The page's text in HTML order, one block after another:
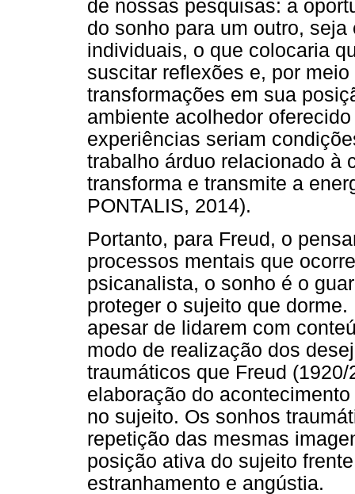
de nossas pesquisas: a
do sonho para um outro,
individuais, o que colocaria
suscitar reflexões e, por
transformações em sua
ambiente acolhedor
experiências seriam
trabalho árduo relacionado à
transforma e transmite a
PONTALIS, 2014).
Portanto, para Freud, o
processos mentais que
psicanalista, o sonho é o
proteger o sujeito que
apesar de lidarem com
modo de realização dos
traumáticos que Freud
elaboração do
no sujeito. Os sonhos
repetição das mesmas
posição ativa do sujeito
estranhamento e angústia.